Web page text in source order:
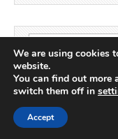
Search
for:
Copyright ©
We are using cookies
website.
You can find out more
switch them off in
Accept